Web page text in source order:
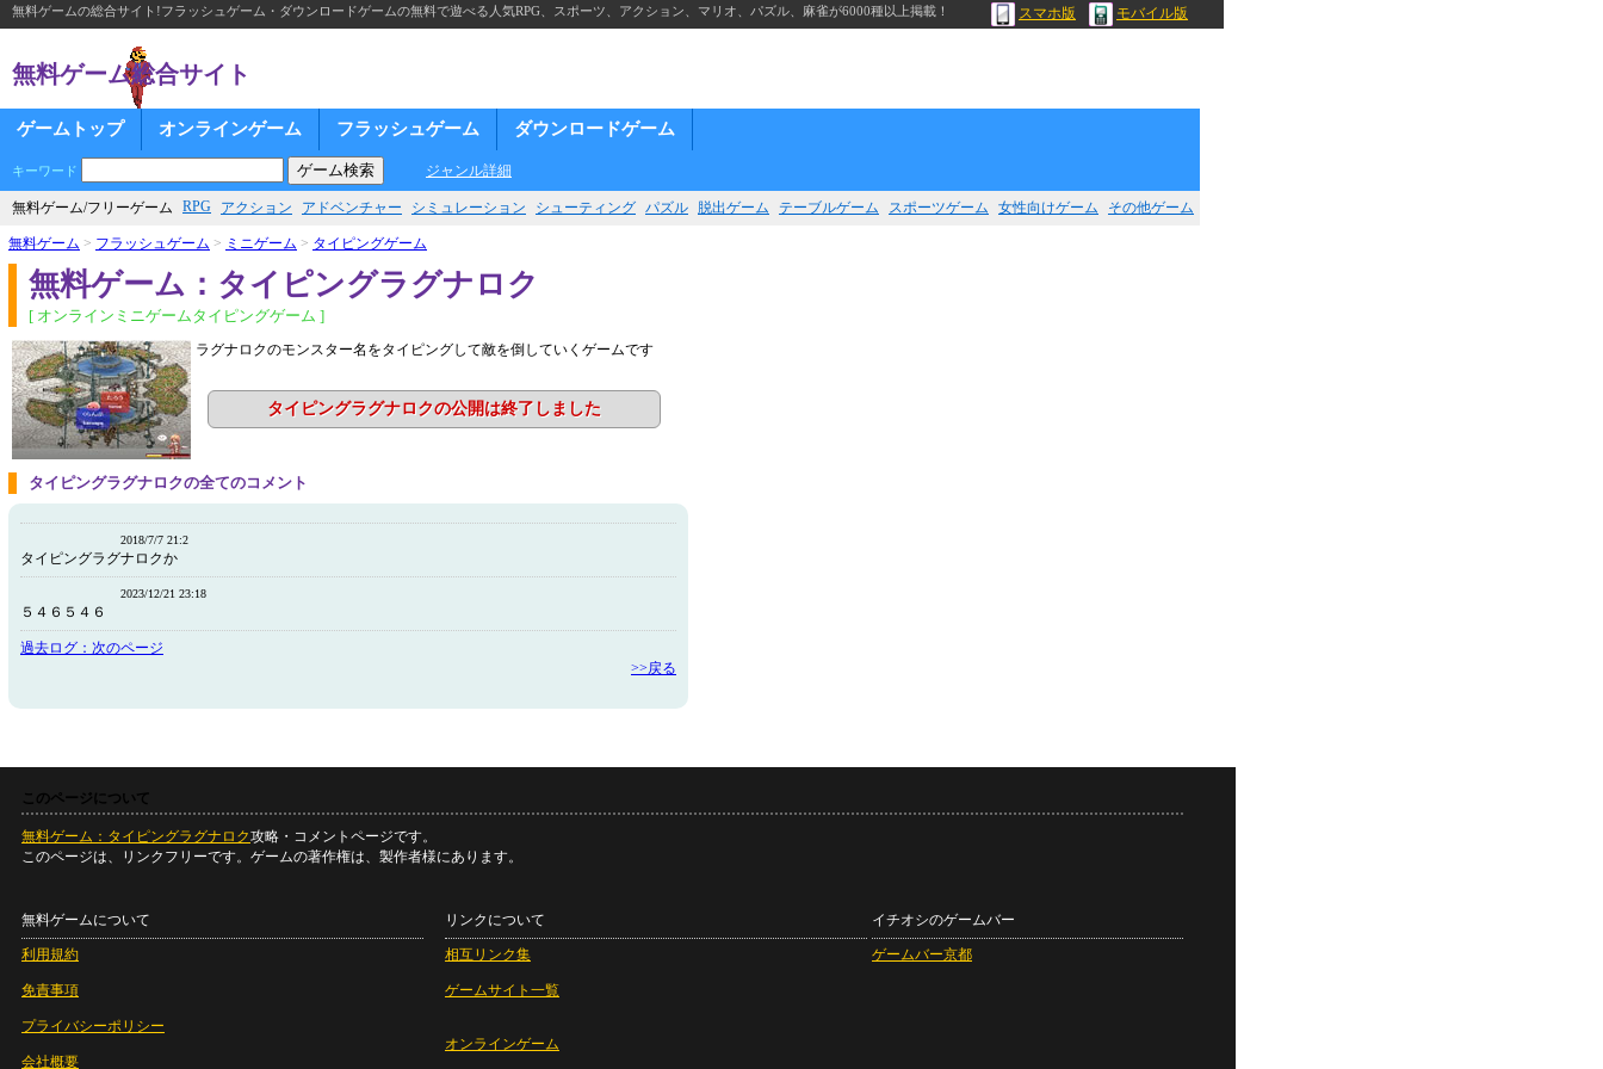
無料ゲームの総合サイト!フラッシュゲーム・ダウンロードゲームの無料で遊べる人気RPG、スポーツ、アクション、マリオ、パズル、麻雀が6000種以上掲載！ スマホ版 モバイル版
無料ゲーム総合サイト
ゲームトップ オンラインゲーム フラッシュゲーム ダウンロードゲーム
キーワード ジャンル詳細
無料ゲーム/フリーゲーム RPG アクション アドベンチャー シミュレーション シューティング パズル 脱出ゲーム テーブルゲーム スポーツゲーム 女性向けゲーム その他ゲーム
無料ゲーム > フラッシュゲーム > ミニゲーム > タイピングゲーム
無料ゲーム：タイピングラグナロク
[ オンラインミニゲームタイピングゲーム ]
ラグナロクのモンスター名をタイピングして敵を倒していくゲームです
タイピングラグナロクの公開は終了しました
タイピングラグナロクの全てのコメント
2018/7/7 21:2
タイピングラグナロクか
2023/12/21 23:18
５４６５４６
過去ログ：次のページ
>>戻る
このページについて
無料ゲーム：タイピングラグナロク攻略・コメントページです。
このページは、リンクフリーです。ゲームの著作権は、製作者様にあります。
無料ゲームについて
利用規約
免責事項
プライバシーポリシー
会社概要
リンクについて
相互リンク集
ゲームサイト一覧
オンラインゲーム
イチオシのゲームバー
ゲームバー京都